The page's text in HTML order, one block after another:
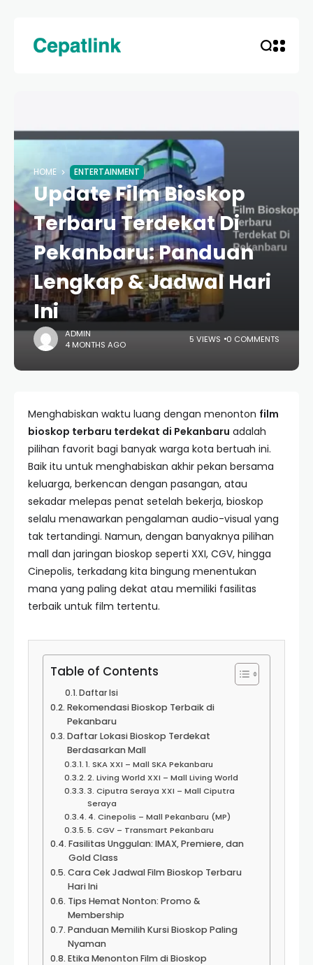
HOME ENTERTAINMENT
Update Film Bioskop
Terbaru Terdekat Di
Pekanbaru: Panduan
Lengkap & Jadwal Hari
Ini
ADMIN
4 MONTHS AGO
5 VIEWS 0 COMMENTS
Menghabiskan waktu luang dengan menonton film
bioskop terbaru terdekat di Pekanbaru adalah
pilihan favorit bagi banyak warga kota bertuah ini.
Baik itu untuk menghabiskan akhir pekan bersama
keluarga, berkencan dengan pasangan, atau
sekadar melepas penat setelah bekerja, bioskop
selalu menawarkan pengalaman audio-visual yang
tak tertandingi. Namun, dengan banyaknya pilihan
mall dan jaringan bioskop seperti XXI, CGV, hingga
Cinepolis, terkadang kita bingung menentukan
mana yang paling dekat atau memiliki fasilitas
terbaik untuk film tertentu.
Table of Contents
Daftar Isi
Rekomendasi Bioskop Terbaik di
Pekanbaru
Daftar Lokasi Bioskop Terdekat
Berdasarkan Mall
1. SKA XXI – Mall SKA Pekanbaru
2. Living World XXI – Mall Living World
3. Ciputra Seraya XXI – Mall Ciputra
Seraya
4. Cinepolis – Mall Pekanbaru (MP)
5. CGV – Transmart Pekanbaru
Fasilitas Unggulan: IMAX, Premiere, dan
Gold Class
Cara Cek Jadwal Film Bioskop Terbaru
Hari Ini
Tips Hemat Nonton: Promo &
Membership
Panduan Memilih Kursi Bioskop Paling
Nyaman
Etika Menonton Film di Bioskop